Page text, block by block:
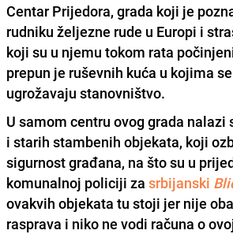
Centar Prijedora, grada koji je
rudniku željezne rude u Europi i
koji su u njemu tokom rata
prepun je ruševnih kuća u kojima
ugrožavaju stanovništvo.
U samom centru ovog grada nalazi
i starih stambenih objekata, koji
sigurnost građana, na što su u
komunalnoj policiji za srbijanski
ovakvih objekata tu stoji jer nije
rasprava i niko ne vodi računa o